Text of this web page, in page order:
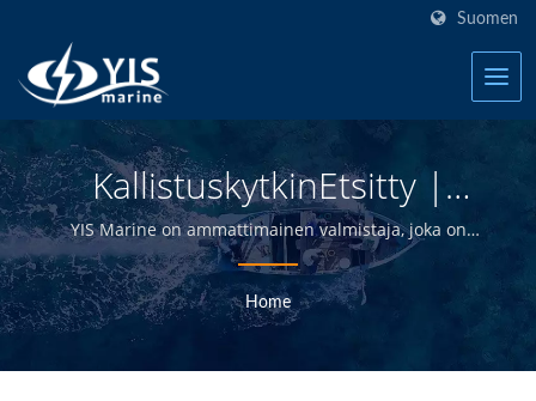
Suomen
KallistuskytkinEtsitty |
Taiwanin Vedenpitävät
Kytkinpaneelit Veneille
Valmistaja | YIS Marine
YIS Marine on ammattimainen valmistaja, joka on
omistautunut tarjoamaan korkealaatuisia sähkö- ja
elektroniikkatuotteita jakelijoille, tukkukauppiaille,
vähittäiskauppiaille ja veneenrakentajille
meriteollisuudessa yli 30 vuoden ajan.
Home